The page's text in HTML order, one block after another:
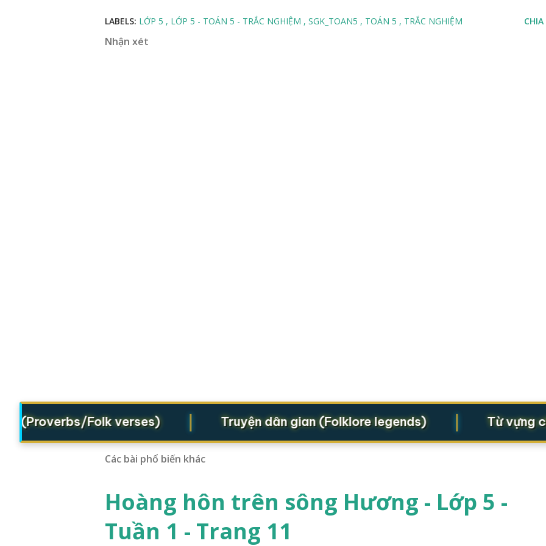
LABELS: LỚP 5 LỚP 5 - TOÁN 5 - TRẮC NGHIỆM SGK_TOAN5 TOÁN 5 TRẮC NGHIỆM CHIA
Nhận xét
Folk verses) Truyện dân gian (Folklore legends) Từ vựng cho
Các bài phổ biến khác
Hoàng hôn trên sông Hương - Lớp 5 -
Tuần 1 - Trang 11